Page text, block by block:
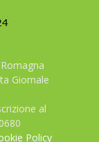
Giornale
al
Policy